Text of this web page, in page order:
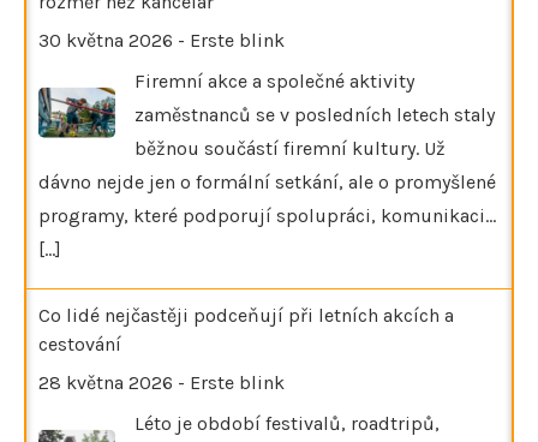
30 května 2026 - Erste blink
Firemní akce a společné aktivity
zaměstnanců se v posledních letech staly
běžnou součástí firemní kultury. Už
dávno nejde jen o formální setkání, ale o promyšlené
programy, které podporují spolupráci, komunikaci…
[...]
Co lidé nejčastěji podceňují při letních akcích a
cestování
28 května 2026 - Erste blink
Léto je období festivalů, roadtripů,